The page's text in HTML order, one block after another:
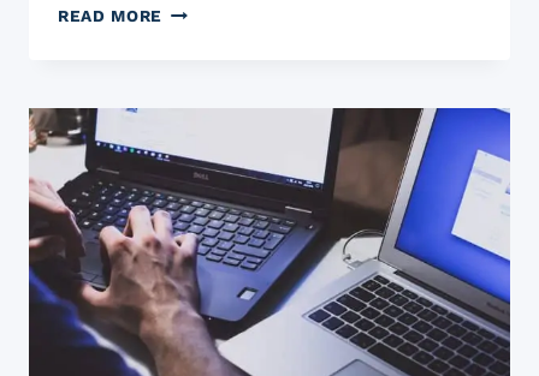
READ MORE 亞
運
巧
新
手
十
大
經
典
錯
誤